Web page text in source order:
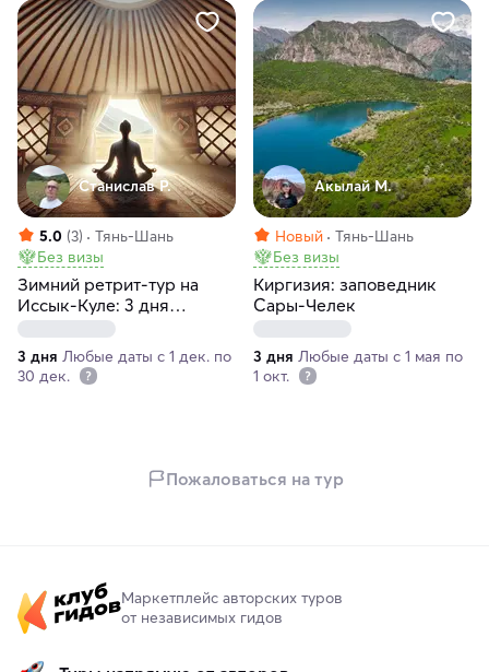
Станислав Р.
5.0 (3)
Тянь-Шань
Без визы
Зимний ретрит-тур на
Иссык-Куле: 3 дня
самопознания
3 дня Любые даты с 1 дек. по
30 дек.
Акылай М.
Новый
Тянь-Шань
Без визы
Киргизия: заповедник
Сары-Челек
3 дня Любые даты с 1 мая по
1 окт.
Пожаловаться на тур
Маркетплейс авторских туров
от независимых гидов